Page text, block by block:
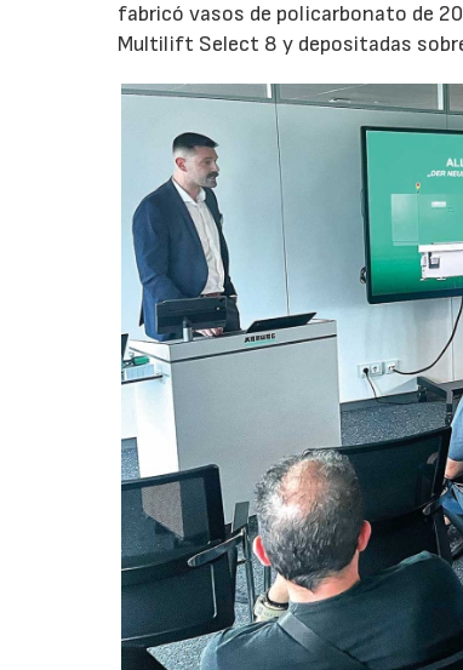
fabricó vasos de policarbonato de
Multilift Select 8 y depositadas